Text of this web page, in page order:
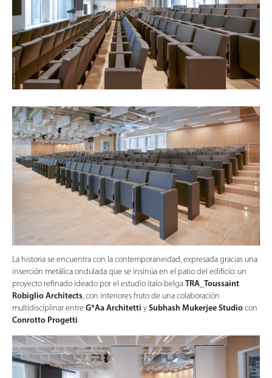
La historia se encuentra con la contemporaneidad, expresada gracias una
inserción metálica ondulada que se insinúa en el patio del edificio: un
proyecto refinado ideado por el estudio italo-belga TRA_Toussaint
Robiglio Architects, con interiores fruto de una colaboración
multidisciplinar entre G*Aa Architetti y Subhash Mukerjee Studio con
Conrotto Progetti.